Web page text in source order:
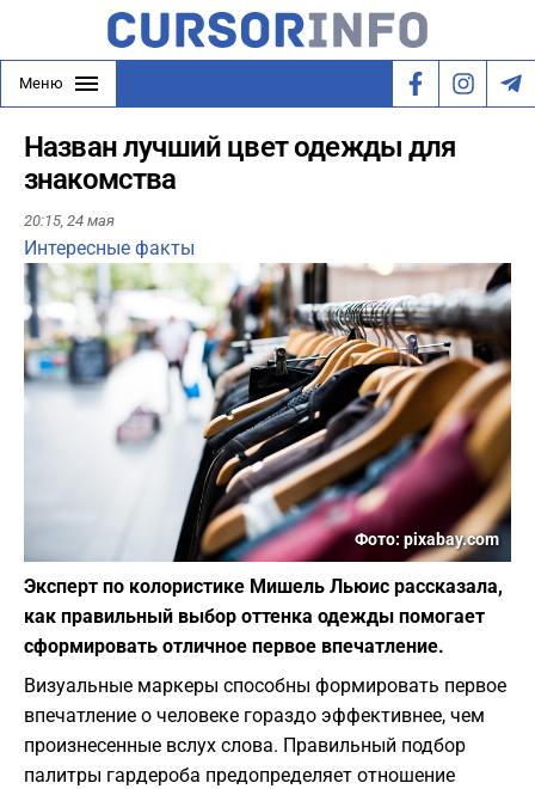
Меню
Назван лучший цвет одежды для
знакомства
20:15, 24 мая
Интересные факты
Фото: pixabay.com
Эксперт по колористике Мишель Льюис рассказала,
как правильный выбор оттенка одежды помогает
сформировать отличное первое впечатление.
Визуальные маркеры способны формировать первое
впечатление о человеке гораздо эффективнее, чем
произнесенные вслух слова. Правильный подбор
палитры гардероба предопределяет отношение